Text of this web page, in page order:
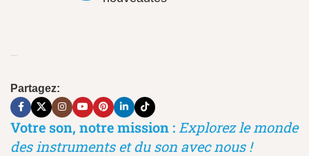
Partagez:
Votre son, notre mission : Explorez le monde
des instruments et du son avec nous !